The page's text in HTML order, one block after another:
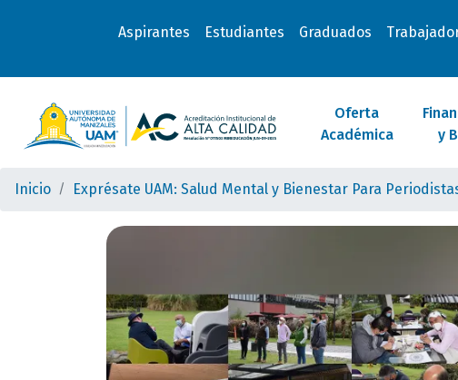
Aspirantes Estudiantes Graduados
Oferta
Académica
y
Inicio Exprésate UAM: Salud Mental y Bienestar Para